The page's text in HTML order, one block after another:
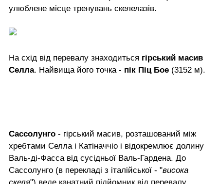
улюблене місце тренувань скелелазів.
На схід від перевалу знаходиться гірський масив
Селла. Найвища його точка - пік Піц Бое (3152 м).
Сассолунго - гірський масив, розташований між
хребтами Селлa і Катіначчіо і відокремлює долину
Валь-ді-Фасса від сусідньої Валь-Гардена. До
Сассолунго (в перекладі з італійської - "висока